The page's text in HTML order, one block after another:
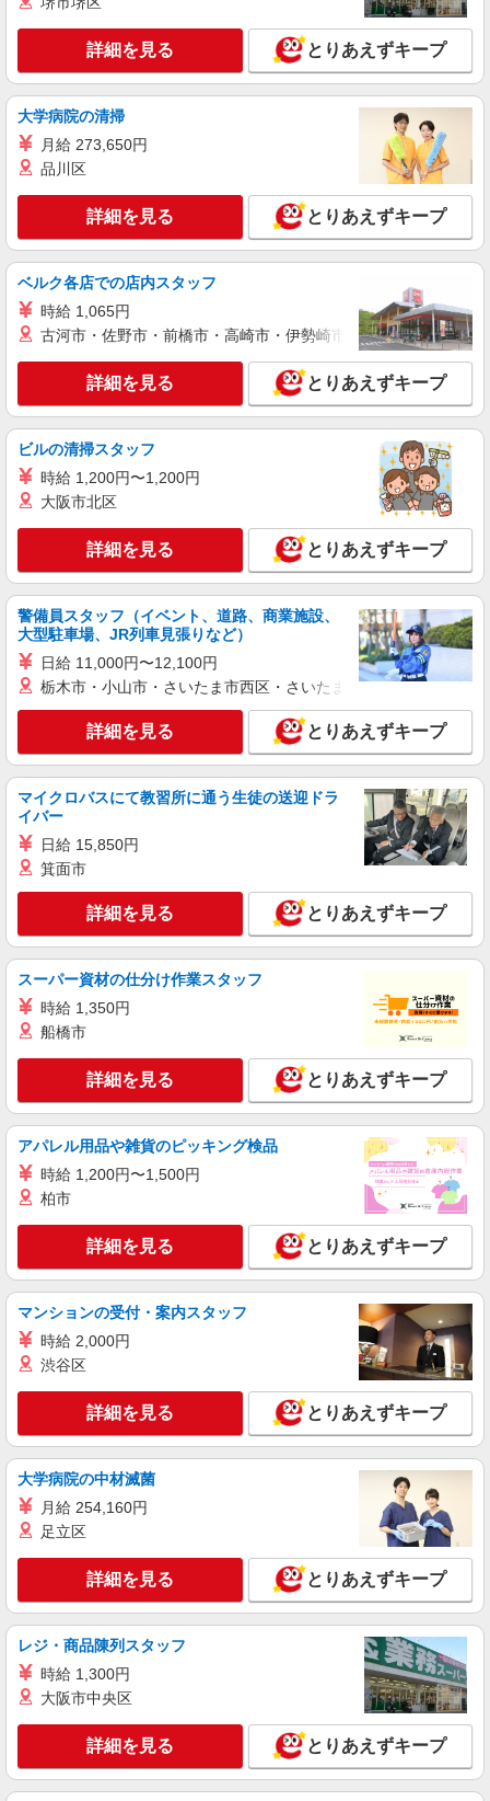
詳細を見る
紹介予定派遣
株式会社シエロ
人気機種に詳しくなれる携帯販売
時給1400円〜 ※残業代支給 ★交通費別途支給
+゜ 入社祝い金10万円支給(規定有) お友達を紹介
頂くと, インセンティブ支給(規定有) ★月2回払
い・週払い可能（規程有）★ ゜・。○。・゜
+゜・。○。・゜+゜
福岡県福岡市早良区
キープ 詳細を見る
派遣社員 紹介予定派遣
株式会社シエロ
【楽天モバイル】人気機種に詳しくなれる携帯
販売
時給1650円〜1850円（経験・能力による） ※
残業代支給 ★交通費別途支給（規定あり） ゜
+゜・。○。・゜+゜・。○。・゜+゜ 入社祝い金10
万円支給(規定有) お友達を紹介頂くと, インセンテ
ィブ支給(規定有) ★月2回払い・週払い可能（規程
有）★ ゜・。○。・゜+゜・。○。・゜+゜
福岡県福岡市早良区の楽天モバイルショップ
キープ 詳細を見る
株式会社シエロ
【softbank】人気機種に詳しくなれる携帯販
大卒：月給240000円〜 短大卒：月給
230000円〜 高卒・専門卒：月給220000円〜 その
他・交通費当社規定・達成手当・役職手当・アド
バイザー手当・その他手当有・賞与年2回 ※残業
代支給 ゜+゜・。○。・゜+゜・。○。・゜+゜ 入
社祝い金10万円支給(規定有) お友達を紹介頂くと,
インセンティブ支給(規定有) ゜・。○。・゜
+゜・。○。・゜+゜
福岡県福岡市早良区のsoftbankショップ
キープ 詳細を見る
派遣社員 紹介予定派遣
株式会社シエロ
スマホ携帯販売【ソフトバンク】
時給1400円〜1450円（経験・能力による） ※
+゜・。○。・゜+゜・。○。・゜+゜ 入社祝い金10
万円支給(規定有) お友達を紹介頂くと, インセンテ
ィブ支給(規定有) ★月2回払い・週払い可能（規程
有）★ ゜・。○。・゜+゜・。○。・゜+゜
福岡県福岡市早良区の家電量販店
キープ 詳細を見る
正社員
ソフトバンク原中学校前店
ソフトバンクショップの携帯販売スタッフ
月給 210,000円 〜 400,000円 固定残業代:
30,000円 〜 30,000円（20時間相当） ＊時間外手
当は時間外労働の有無にかかわらず、固定残業代
として支給し、相当時間を超える時間外労働分は
法定どおり追加で支給します。 試用期間なし ※経
験・能力による
■ソフトバンク原中学校前店 福岡県 福岡市早
良区 原6丁目 9番13号
詳細を見る
ソフトバンク西新店
ソフトバンクショップの携帯販売スタッフ
月給 180,000円 〜 250,000円 試用期間あり 3
■ソフトバンク西新店 福岡県 福岡市早良区 西
詳細を見る
正社員
ソフトバンク原弥生店
ソフトバンクショップの携帯販売スタッフ
月給 220,000円 〜 300,000円 固定残業代:
35,000円 〜 40,000円（20時間相当） ＊時間外手
当は時間外労働の有無にかかわらず、固定残業代
として支給し、相当時間を超える時間外労働分は
法定どおり追加で支給します。 試用期間あり 3ヶ
月 ※経験・能力による 【試用期間】月給 220000
■ソフトバンク原弥生店 福岡県 福岡市早良区
原1丁目 29‐31
キープ 詳細を見る
ソフトバンク次郎丸店
ソフトバンクショップの携帯販売スタッフ
月給 207,900円 〜 249,000円 固定残業代:
詳細を見る とりあえずキープ
大学病院の清掃
月給 273,650円
品川区
詳細を見る とりあえずキープ
ベルク各店での店内スタッフ
時給 1,065円
古河市・佐野市・前橋市・高崎市・伊勢崎市・太田市・館林市
詳細を見る とりあえずキープ
ビルの清掃スタッフ
時給 1,200円〜1,200円
大阪市北区
詳細を見る とりあえずキープ
警備員スタッフ（イベント、道路、商業施設、
大型駐車場、JR列車見張りなど）
日給 11,000円〜12,100円
栃木市・小山市・さいたま市西区・さいたま市岩槻区・久喜市・
詳細を見る とりあえずキープ
マイクロバスにて教習所に通う生徒の送迎ドラ
イバー
日給 15,850円
箕面市
詳細を見る とりあえずキープ
スーパー資材の仕分け作業スタッフ
時給 1,350円
船橋市
詳細を見る とりあえずキープ
アパレル用品や雑貨のピッキング検品
時給 1,200円〜1,500円
柏市
詳細を見る とりあえずキープ
マンションの受付・案内スタッフ
時給 2,000円
渋谷区
詳細を見る とりあえずキープ
大学病院の中材滅菌
月給 254,160円
足立区
詳細を見る とりあえずキープ
レジ・商品陳列スタッフ
時給 1,300円
大阪市中央区
詳細を見る とりあえずキープ